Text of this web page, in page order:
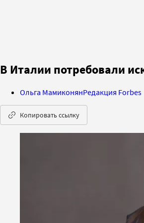
В Италии потребовали
Ольга МамиконянРедакция Forbes
Копировать ссылку